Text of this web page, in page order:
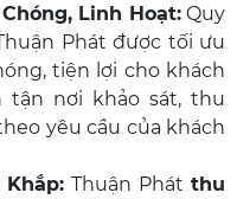
Linh Hoạt:Quy
Phát được tối ưu
tiện lợi cho khách
tận nơi khảo sát, thu
yêu cầu của khách
Thuận Phátthu